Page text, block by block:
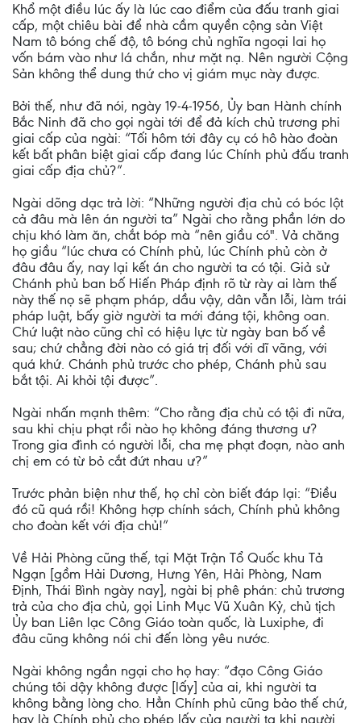
Khổ một điều lúc ấy là lúc cao điểm của đấu tranh giai
cấp, một chiêu bài để nhà cầm quyền cộng sản Việt
Nam tô bóng chế độ, tô bóng chủ nghĩa ngoại lai họ
vốn bám vào như lá chắn, như mặt nạ. Nên người Cộng
Sản không thể dung thứ cho vị giám mục này được.
Bởi thế, như đã nói, ngày 19-4-1956, Ủy ban Hành chính
Bắc Ninh đã cho gọi ngài tới để đả kích chủ trương phi
giai cấp của ngài: “Tối hôm tới đây cụ có hô hào đoàn
kết bất phân biệt giai cấp đang lúc Chính phủ đấu tranh
giai cấp địa chủ?”.
Ngài dõng dạc trả lời: “Những người địa chủ có bóc lột
cả đâu mà lên án người ta” Ngài cho rằng phần lớn do
chịu khó làm ăn, chắt bóp mà “nên giầu có". Vả chăng
họ giầu “lúc chưa có Chính phủ, lúc Chính phủ còn ở
đâu đâu ấy, nay lại kết án cho người ta có tội. Giả sử
Chánh phủ ban bố Hiến Pháp định rõ từ rày ai làm thế
này thế nọ sẽ phạm pháp, dầu vậy, dân vẫn lỗi, làm trái
pháp luật, bấy giờ người ta mới đáng tội, không oan.
Chứ luật nào cũng chỉ có hiệu lực từ ngày ban bố về
sau; chứ chẳng đời nào có giá trị đối với dĩ vãng, với
quá khứ. Chánh phủ trước cho phép, Chánh phủ sau
bắt tội. Ai khỏi tội được”.
Ngài nhấn mạnh thêm: “Cho rằng địa chủ có tội đi nữa,
sau khi chịu phạt rồi nào họ không đáng thương ư?
Trong gia đình có người lỗi, cha mẹ phạt đoạn, nào anh
chị em có từ bỏ cắt đứt nhau ư?”
Trước phản biện như thế, họ chỉ còn biết đáp lại: “Điều
đó cũ quá rồi! Không hợp chính sách, Chính phủ không
cho đoàn kết với địa chủ!”
Về Hải Phòng cũng thế, tại Mặt Trận Tổ Quốc khu Tả
Ngạn [gồm Hải Dương, Hưng Yên, Hải Phòng, Nam
Định, Thái Bình ngày nay], ngài bị phê phán: chủ trương
trả của cho địa chủ, gọi Linh Mục Vũ Xuân Kỷ, chủ tịch
Ủy ban Liên lạc Công Giáo toàn quốc, là Luxiphe, đi
đâu cũng không nói chi đến lòng yêu nước.
Ngài không ngần ngại cho họ hay: “đạo Công Giáo
chúng tôi dậy không được [lấy] của ai, khi người ta
không bằng lòng cho. Hẳn Chính phủ cũng bảo thế chứ,
hay là Chính phủ cho phép lấy của người ta khi người